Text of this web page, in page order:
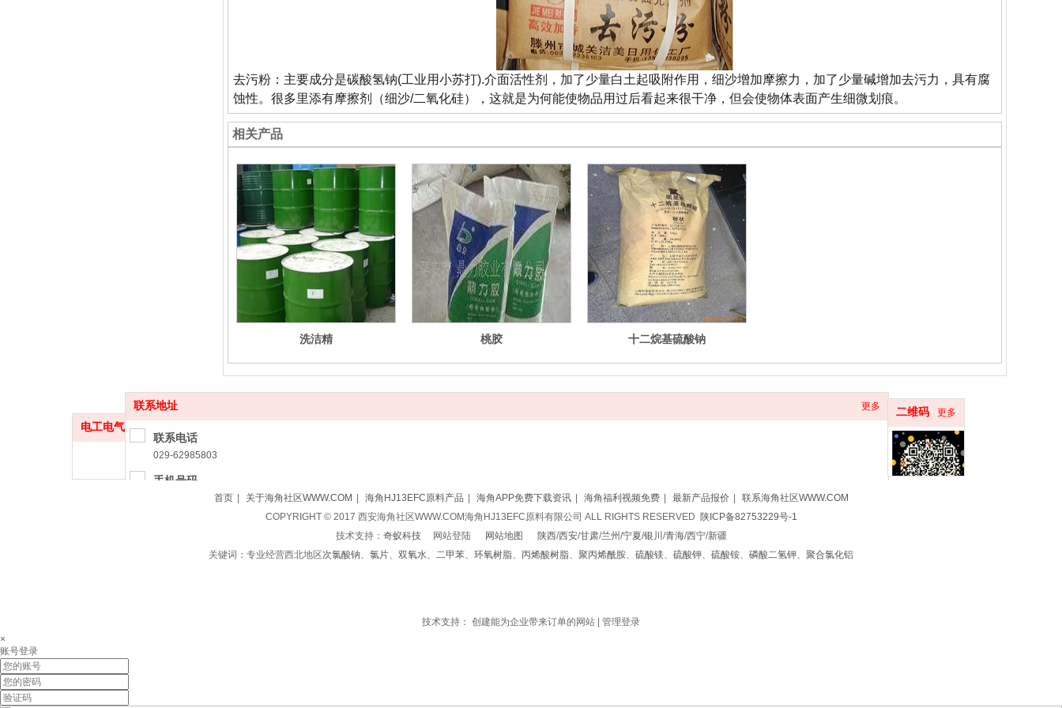
去污粉：主要成分是碳酸氢钠(工业用小苏打).介面活性剂，加了少量白土起吸附作用，细沙增加摩擦力，加了少量碱增加去污力，具有腐
蚀性。很多里添有摩擦剂（细沙/二氧化硅），这就是为何能使物品用过后看起来很干净，但会使物体表面产生细微划痕。
相关产品
洗洁精 桃胶 十二烷基硫酸钠
电工电气
联系地址 更多
联系电话
029-62985803
手机号码
18729586297（雷经理）
西安市大兴西路国亨海角HJ13EFC城F区1楼5号
二维码 更多
首页 关于海角社区WWW.COM 海角HJ13EFC原料产品 海角APP免费下载资讯 海角福利视频免费 最新产品报价
联系海角社区WWW.COM
COPYRIGHT © 2017 西安海角社区WWW.COM海角HJ13EFC原料有限公司 ALL RIGHTS RESERVED 陕ICP备82753229号-1
技术支持： 奇蚁科技网站登陆 网站地图 陕西/西安/甘肃/兰州 /宁夏/银川 /青海/西宁/新疆
关键词：专业经营西北地区次氯酸钠、 氯片、 双氧水、 二甲苯、 环氧树脂、 丙烯酸树脂、 聚丙烯酰胺、 硫酸镁、 硫酸钾、 硫酸铵、 磷酸二氢钾、 聚合氯化铝
技术支持： 创建能为企业带来订单的网站
管理登录
×
账号登录